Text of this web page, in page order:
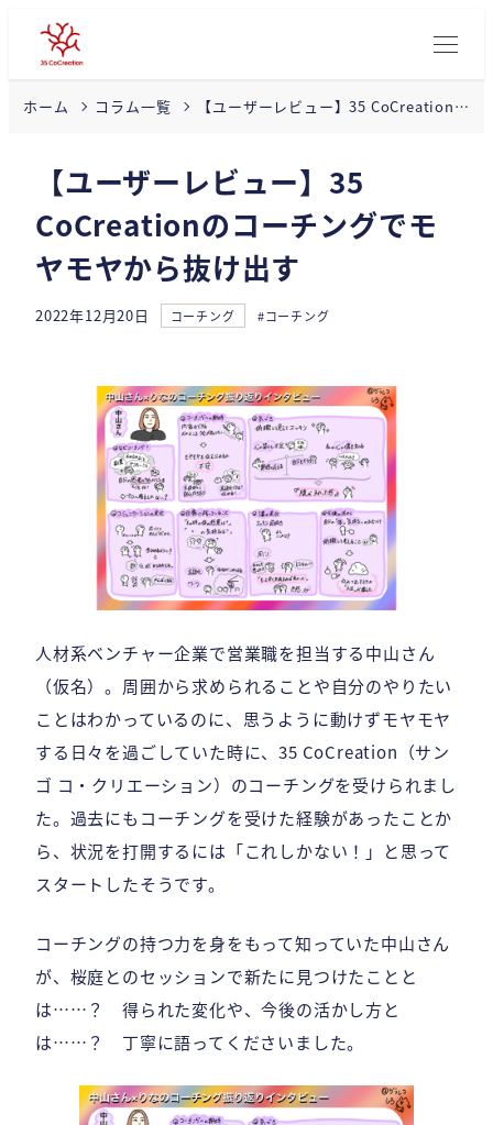
ホーム コラム一覧
【ユーザーレビュー】35 CoCreationの
【ユーザーレビュー】35
CoCreationのコーチングでモ
ヤモヤから抜け出す
投稿日
2022年12月20日 カテゴリー
コーチング タグ
#コーチング
人材系ベンチャー企業で営業職を担当する中山さん
（仮名）。周囲から求められることや自分のやりたい
ことはわかっているのに、思うように動けずモヤモヤ
する日々を過ごしていた時に、35 CoCreation（サン
ゴ コ・クリエーション）のコーチングを受けられまし
た。過去にもコーチングを受けた経験があったことか
ら、状況を打開するには「これしかない！」と思って
スタートしたそうです。
コーチングの持つ力を身をもって知っていた中山さん
が、桜庭とのセッションで新たに見つけたことと
は……？ 得られた変化や、今後の活かし方と
は……？ 丁寧に語ってくださいました。